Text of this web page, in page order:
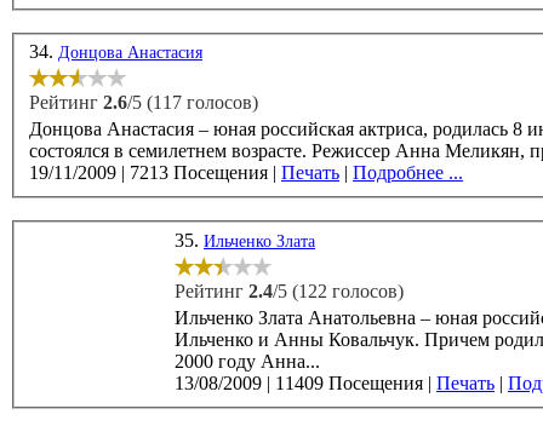
34. Донцова Анастасия
Рейтинг 2.6/5 (117 голосов)
Донцова Анастасия – юная российская актриса, родилась 8 июня 1999 года в
состоялся в семилетнем возрасте. Режиссер Анна Меликян,
19/11/2009 | 7213 Посещения | Печать | Подробнее ...
35. Ильченко Злата
Рейтинг 2.4/5 (122 голосов)
Ильченко Злата Анатольевна – юная
Ильченко и Анны Ковальчук. Причем
2000 году Анна...
13/08/2009 | 11409 Посещения | Печать |